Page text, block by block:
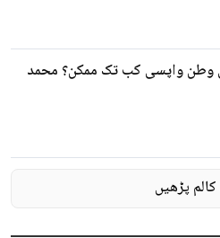
وطن واپسی کب تک ممکن؟ محمد
پڑھیں